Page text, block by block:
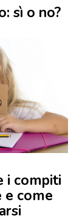
sì o no?
i compiti
e come